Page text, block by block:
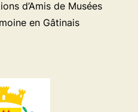
d’Amis de Musées
en Gâtinais